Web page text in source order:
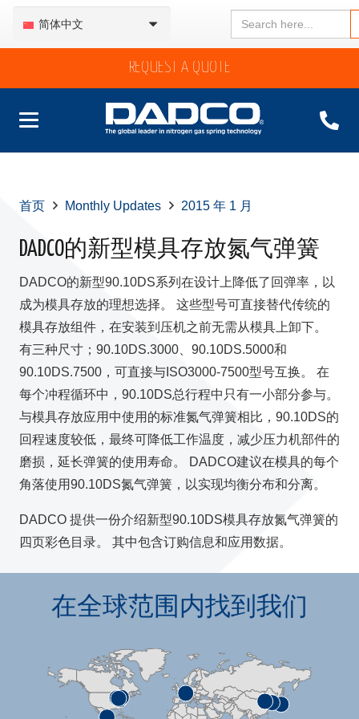
简体中文
Search
for:
REQUEST A QUOTE
首页 Monthly Updates 2015 年 1 月
DADCO的新型模具存放氮气弹簧
DADCO的新型90.10DS系列在设计上降低了回弹率，以
成为模具存放的理想选择。 这些型号可直接替代传统的
模具存放组件，在安装到压机之前无需从模具上卸下。
有三种尺寸；90.10DS.3000、90.10DS.5000和
90.10DS.7500，可直接与ISO3000-7500型号互换。 在
每个冲程循环中，90.10DS总行程中只有一小部分参与。
与模具存放应用中使用的标准氮气弹簧相比，90.10DS的
回程速度较低，最终可降低工作温度，减少压力机部件的
磨损，延长弹簧的使用寿命。 DADCO建议在模具的每个
角落使用90.10DS氮气弹簧，以实现均衡分布和分离。
DADCO 提供一份介绍新型90.10DS模具存放氮气弹簧的
四页彩色目录。 其中包含订购信息和应用数据。
在全球范围内找到我们